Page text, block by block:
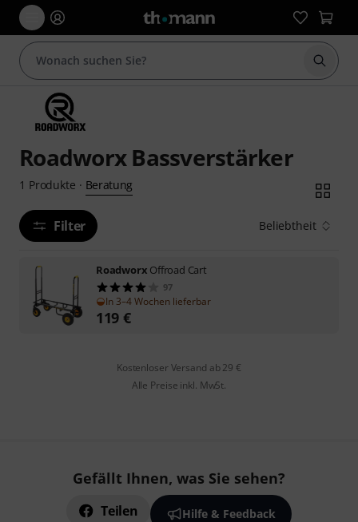
Suche
Roadworx Bassverstärker
1 Produkte · Beratung
Filter Beliebtheit
Roadworx Offroad Cart
97
In 3–4 Wochen lieferbar
119 €
Kostenloser Versand ab 29 €
Alle Preise inkl. MwSt.
Gefällt Ihnen, was Sie sehen?
Teilen Hilfe & Feedback